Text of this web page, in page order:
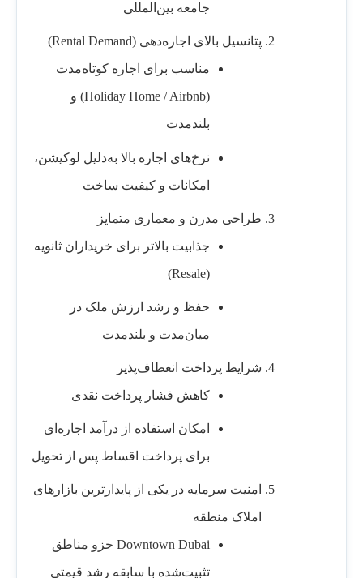
جامعه بین‌المللی
پتانسیل بالای اجاره‌دهی (Rental Demand)
مناسب برای اجاره کوتاه‌مدت
(Holiday Home / Airbnb) و
بلندمدت
نرخ‌های اجاره بالا به‌دلیل لوکیشن،
امکانات و کیفیت ساخت
طراحی مدرن و معماری متمایز
جذابیت بالاتر برای خریداران ثانویه
حفظ و رشد ارزش ملک در
میان‌مدت و بلندمدت
شرایط پرداخت انعطاف‌پذیر
کاهش فشار پرداخت نقدی
امکان استفاده از درآمد اجاره‌ای
برای پرداخت اقساط پس از تحویل
امنیت سرمایه در یکی از پایدارترین بازارهای
املاک منطقه
Downtown Dubai جزو مناطق
تثبیت‌شده با سابقه رشد قیمتی